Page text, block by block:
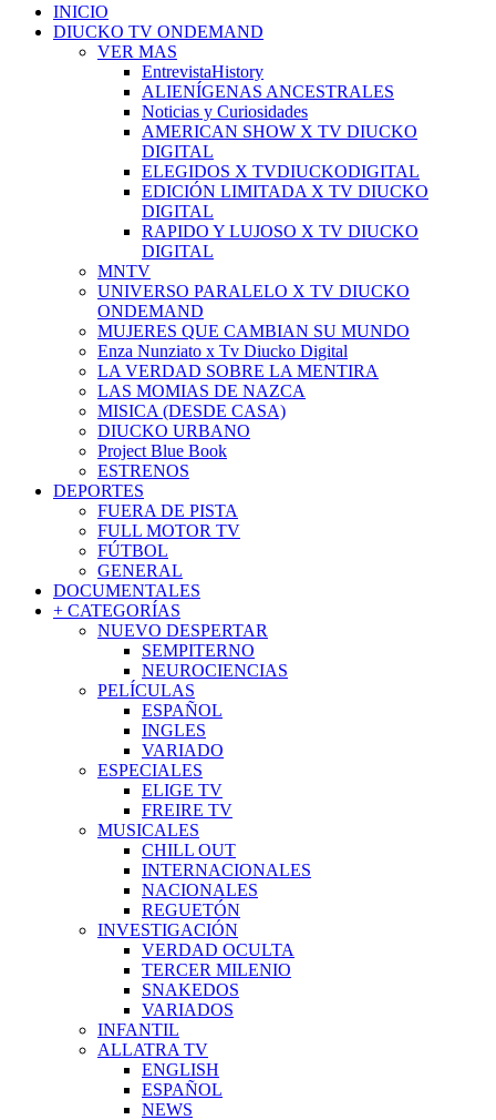
INICIO
DIUCKO TV ONDEMAND
VER MAS
EntrevistaHistory
ALIENÍGENAS ANCESTRALES
Noticias y Curiosidades
AMERICAN SHOW X TV DIUCKO
DIGITAL
ELEGIDOS X TVDIUCKODIGITAL
EDICIÓN LIMITADA X TV DIUCKO
DIGITAL
RAPIDO Y LUJOSO X TV DIUCKO
DIGITAL
MNTV
UNIVERSO PARALELO X TV DIUCKO
ONDEMAND
MUJERES QUE CAMBIAN SU MUNDO
Enza Nunziato x Tv Diucko Digital
LA VERDAD SOBRE LA MENTIRA
LAS MOMIAS DE NAZCA
MISICA (DESDE CASA)
DIUCKO URBANO
Project Blue Book
ESTRENOS
DEPORTES
FUERA DE PISTA
FULL MOTOR TV
FÚTBOL
GENERAL
DOCUMENTALES
+ CATEGORÍAS
NUEVO DESPERTAR
SEMPITERNO
NEUROCIENCIAS
PELÍCULAS
ESPAÑOL
INGLES
VARIADO
ESPECIALES
ELIGE TV
FREIRE TV
MUSICALES
CHILL OUT
INTERNACIONALES
NACIONALES
REGUETÓN
INVESTIGACIÓN
VERDAD OCULTA
TERCER MILENIO
SNAKEDOS
VARIADOS
INFANTIL
ALLATRA TV
ENGLISH
ESPAÑOL
NEWS